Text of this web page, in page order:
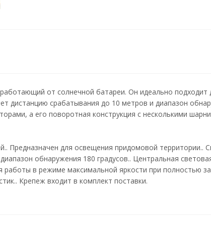
от солнечной батареи. Он идеально
дистанцию срабатывания до 10 метров и диапазон
а его поворотная конструкция с несколькими
Предназначен для освещения придомовой
обнаружения 180 градусов.. Центральная
в режиме максимальной яркости при полностью
Крепеж входит в комплект поставки.